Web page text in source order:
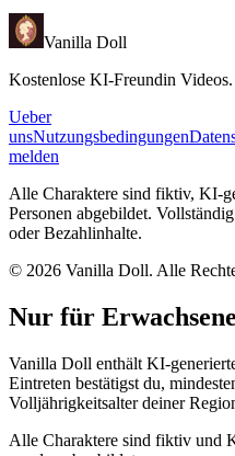
Vanilla Doll
Kostenlose KI-Freundin
Ueber
unsNutzungsbedingungen
melden
Alle Charaktere sind fiktiv, KI-
Personen abgebildet.
oder Bezahlinhalte.
© 2026 Vanilla Doll. Alle
Nur für
Vanilla Doll enthält KI-
Eintreten bestätigst du,
Volljährigkeitsalter deiner
Alle Charaktere sind fiktiv und